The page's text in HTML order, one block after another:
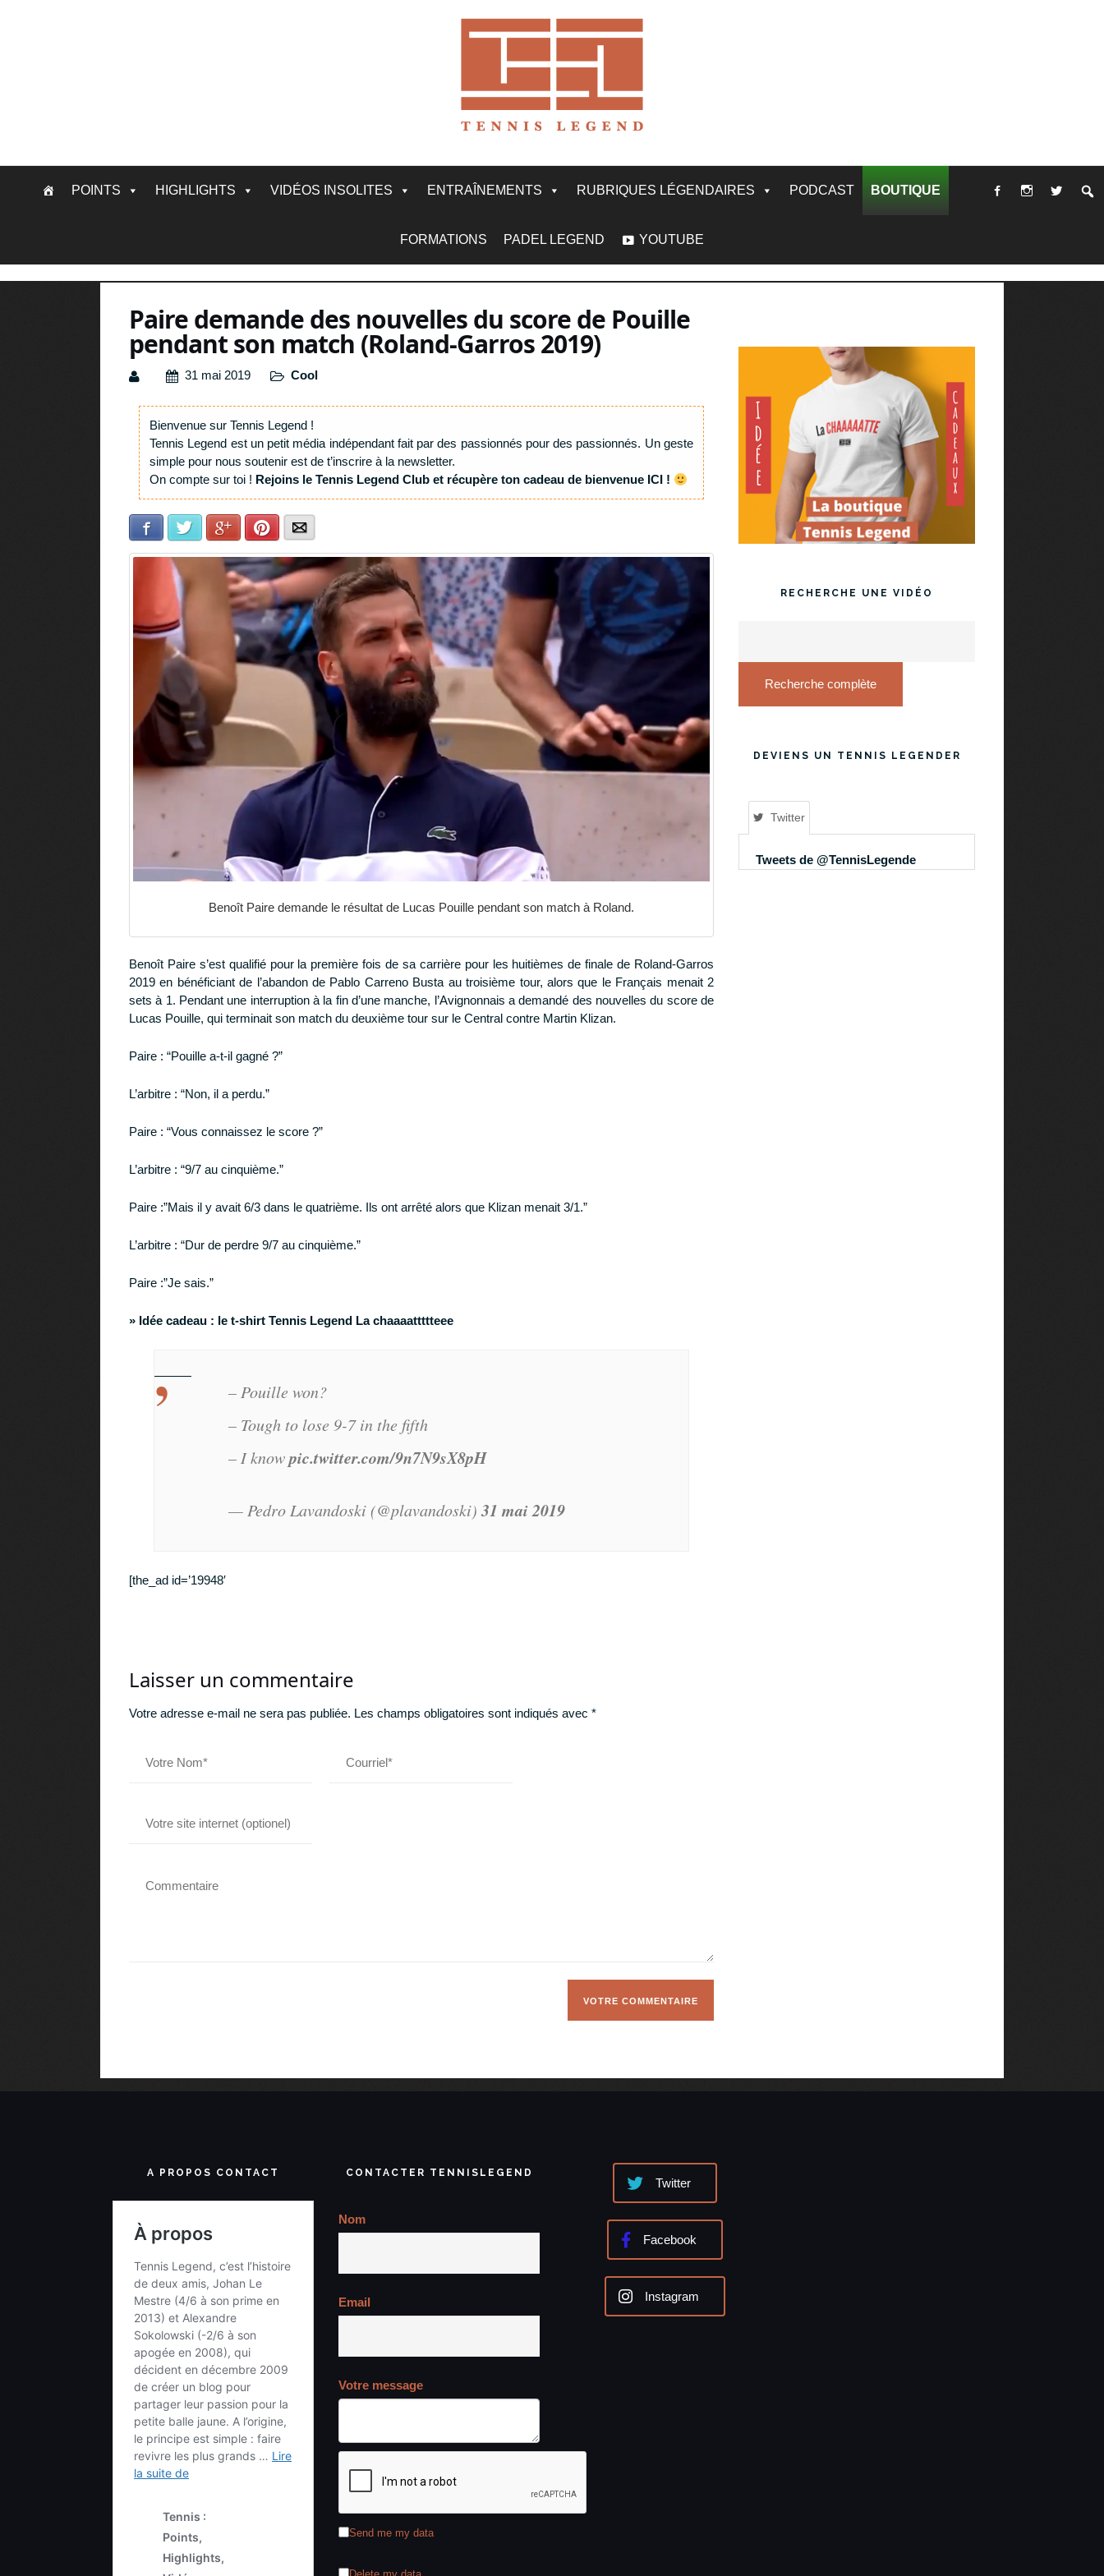
POINTS HIGHLIGHTS VIDÉOS INSOLITES ENTRAÎNEMENTS RUBRIQUES LÉGENDAIRES PODCAST BOUTIQUE
FORMATIONS PADEL LEGEND YOUTUBE
Paire demande des nouvelles du score de Pouille
pendant son match (Roland-Garros 2019)
31 mai 2019 Cool
Bienvenue sur Tennis Legend !
Tennis Legend est un petit média indépendant fait par des passionnés pour des passionnés. Un geste
simple pour nous soutenir est de t’inscrire à la newsletter.
On compte sur toi ! Rejoins le Tennis Legend Club et récupère ton cadeau de bienvenue ICI !
Facebook Twitter Google+Pinterest
Benoît Paire demande le résultat de Lucas Pouille pendant son match à Roland.
Benoît Paire s’est qualifié pour la première fois de sa carrière pour les huitièmes de finale de Roland-Garros
2019 en bénéficiant de l’abandon de Pablo Carreno Busta au troisième tour, alors que le Français menait 2
sets à 1. Pendant une interruption à la fin d’une manche, l’Avignonnais a demandé des nouvelles du score de
Lucas Pouille, qui terminait son match du deuxième tour sur le Central contre Martin Klizan.
Paire : “Pouille a-t-il gagné ?”
L’arbitre : “Non, il a perdu.”
Paire : “Vous connaissez le score ?”
L’arbitre : “9/7 au cinquième.”
Paire :”Mais il y avait 6/3 dans le quatrième. Ils ont arrêté alors que Klizan menait 3/1.”
L’arbitre : “Dur de perdre 9/7 au cinquième.”
Paire :”Je sais.”
» Idée cadeau : le t-shirt Tennis Legend La chaaaattttteee
– Pouille won?
– Tough to lose 9-7 in the fifth
– I knowpic.twitter.com/9n7N9sX8pH
— Pedro Lavandoski (@plavandoski)31 mai 2019
[the_ad id=’19948′
Laisser un commentaire
Votre adresse e-mail ne sera pas publiée. Les champs obligatoires sont indiqués avec *
RECHERCHE UNE VIDÉO
Recherche complète
DEVIENS UN TENNIS LEGENDER
Twitter
Tweets de @TennisLegende
A PROPOS CONTACT CONTACTER TENNISLEGEND
Nom
Email
Votre message
Send me my data
Twitter
Facebook
Instagram